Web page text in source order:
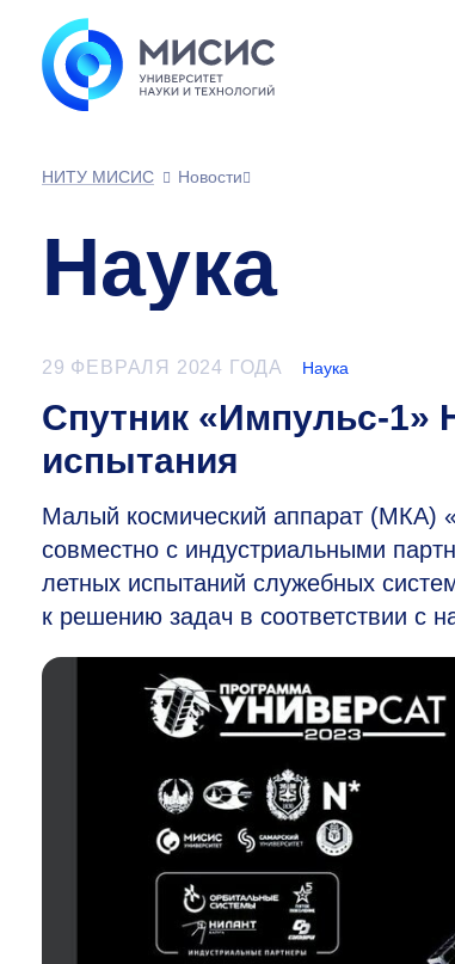
НИТУ МИСИС
Новости
Наука
29 ФЕВРАЛЯ 2024 ГОДА Наука
Спутник «Импульс-
испытания
Малый космический аппарат (МКА)
совместно с индустриальными
летных испытаний служебных
к решению задач в соответствии с